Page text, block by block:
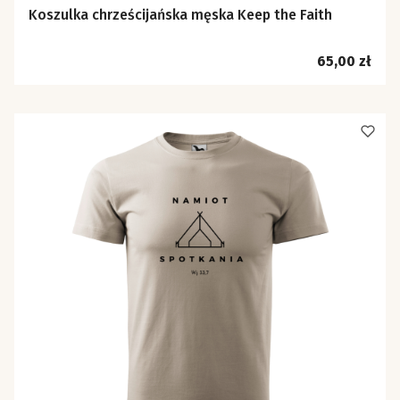
Koszulka chrześcijańska męska Keep the Faith
Cena
65,00 zł